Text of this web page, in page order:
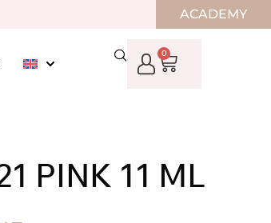
ACADEMY
0
PINK 11 ML